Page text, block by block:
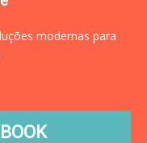
modernas para